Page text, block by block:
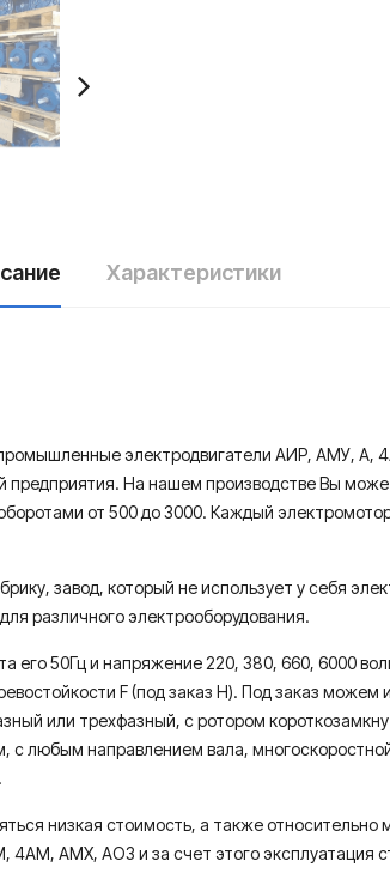
Характеристики
электродвигатели АИР, АМУ,
На нашем производстве Вы
от 500 до 3000. Каждый
завод, который не использует у себя
различного электрооборудования.
50Гц и напряжение 220, 380, 660, 6000
F (под заказ Н). Под заказ можем
или трехфазный, с ротором
любым направлением вала,
низкая стоимость, а также относительно
АМХ, АО3 и за счет этого эксплуатация